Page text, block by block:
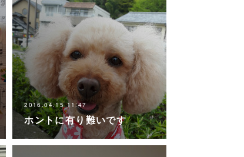
2016.04.15 11:47
ホントに有り難いです